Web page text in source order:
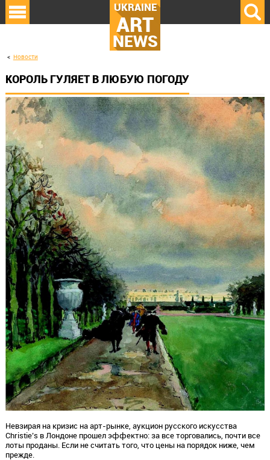
UKRAINE
ART
NEWS
Новости
КОРОЛЬ ГУЛЯЕТ В ЛЮБУЮ ПОГОДУ
Невзирая на кризис на арт-рынке, аукцион русского искусства
Christie’s в Лондоне прошел эффектно: за все торговались, почти все
лоты проданы. Если не считать того, что цены на порядок ниже, чем
прежде.